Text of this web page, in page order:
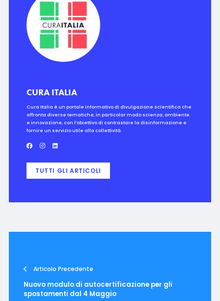
CURA ITALIA
Cura Italia è un portale informativo di divulgazione scientifica che
affronta diverse tematiche, in particolar modo scienza, ambiente
e innovazione, con l’obiettivo di contrastare la disinformazione e
fornire un servizio utile alla collettività.
TUTTI GLI ARTICOLI
Articolo Precedente
Nuovo modulo di autocertificazione per gli
spostamenti dal 4 Maggio